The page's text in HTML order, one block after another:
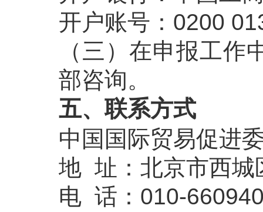
开户账号：0200
（三）在申报工
部咨询。
五、联系方式
中国国际贸易促进
地 址：北京市西城
电 话：010-